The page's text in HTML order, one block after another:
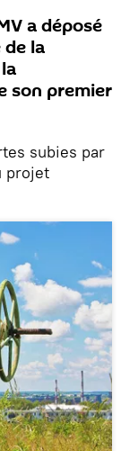
a déposé
la
son premier
subies par
projet